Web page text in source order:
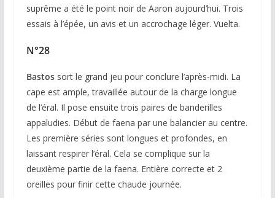
suprême a été le point noir de Aaron aujourd’hui. Trois
essais à l’épée, un avis et un accrochage léger. Vuelta.
N°28
Bastossort le grand jeu pour conclure l’après-midi. La
cape est ample, travaillée autour de la charge longue
de l’éral. Il pose ensuite trois paires de banderilles
appaludies. Début de faena par une balancier au centre.
Les première séries sont longues et profondes, en
laissant respirer l’éral. Cela se complique sur la
deuxième partie de la faena. Entière correcte et 2
oreilles pour finir cette chaude journée.